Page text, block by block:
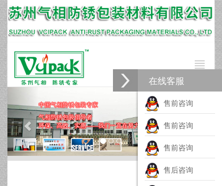
中国气相防锈包装专家
气相防锈包装倡导者
环保、高效、实惠——我们一直在努力
在线客服
售前咨询
售前咨询
售前咨询
售后咨询